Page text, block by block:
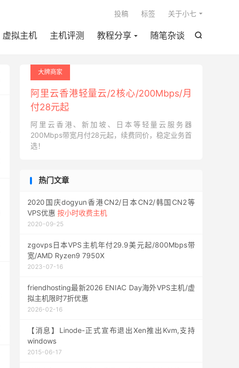

虚拟主机 主机评测 教程分享 随笔杂谈
投稿 标签 关于小七
大牌商家
阿里云香港轻量云/2核心/200Mbps/月
付28元起
阿里云香港、新加坡、日本等轻量云服务器
200Mbps带宽月付28元起，续费同价，稳定业务首
选！
热门文章
2020国庆dogyun香港CN2/日本CN2/韩国CN2等
VPS优惠 按小时收费主机
2020-09-25
zgovps日本VPS主机年付29.9美元起/800Mbps带
宽/AMD Ryzen9 7950X
2023-07-16
friendhosting最新2026 ENIAC Day海外VPS主机/虚
拟主机限时7折优惠
2026-02-16
【消息】Linode-正式宣布退出Xen推出Kvm,支持
windows
2015-06-17